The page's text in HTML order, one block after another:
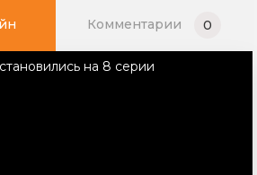
Комментарии 0
на 8 серии